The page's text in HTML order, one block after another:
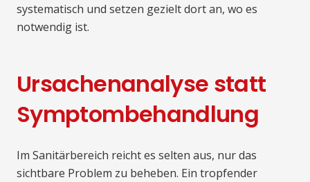
systematisch und setzen gezielt dort an, wo es
notwendig ist.
Ursachenanalyse statt
Symptombehandlung
Im Sanitärbereich reicht es selten aus, nur das
sichtbare Problem zu beheben. Ein tropfender